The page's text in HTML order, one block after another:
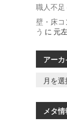
職人不足
壁・床
う に 元
アー
ア
ー
ブ
メタ情